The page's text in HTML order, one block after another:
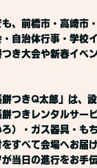
、前橋市・高崎市
自治体行事・学校
き大会や新春イベ
つきQ太郎」は、
つきレンタルサービ
）・ガス器具・もち
すべて会場へお届け
当日の進行をお手